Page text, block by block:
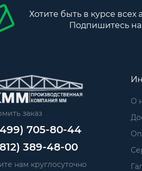
Хотите быть в курсе всех
Подпишитесь
заказ
705-80-44
389-48-00
нам круглосуточно
О